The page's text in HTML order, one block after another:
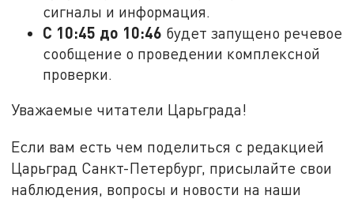
сигналы и информация.
С 10:45 до 10:46 будет запущено речевое
сообщение о проведении комплексной
проверки.
Уважаемые читатели Царьграда!
Если вам есть чем поделиться с редакцией
Царьград Санкт-Петербург, присылайте свои
наблюдения, вопросы и новости на наши